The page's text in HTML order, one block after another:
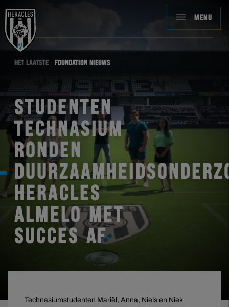
MENU
HET LAATSTE FOUNDATION NIEUWS
STUDENTEN
TECHNASIUM
RONDEN
HERACLES
ALMELO MET
SUCCES AF
Technasiumstudenten Mariël, Anna, Niels en Niek